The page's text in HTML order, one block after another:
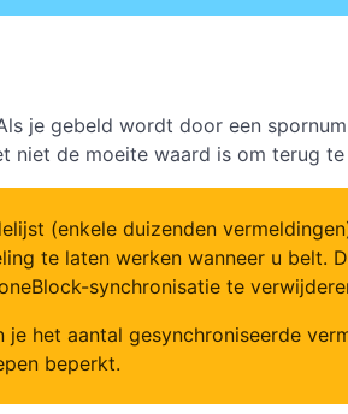
je gebeld wordt door een
de moeite waard is om terug
(enkele duizenden
te laten werken wanneer u belt.
synchronisatie te
het aantal gesynchroniseerde
beperkt.